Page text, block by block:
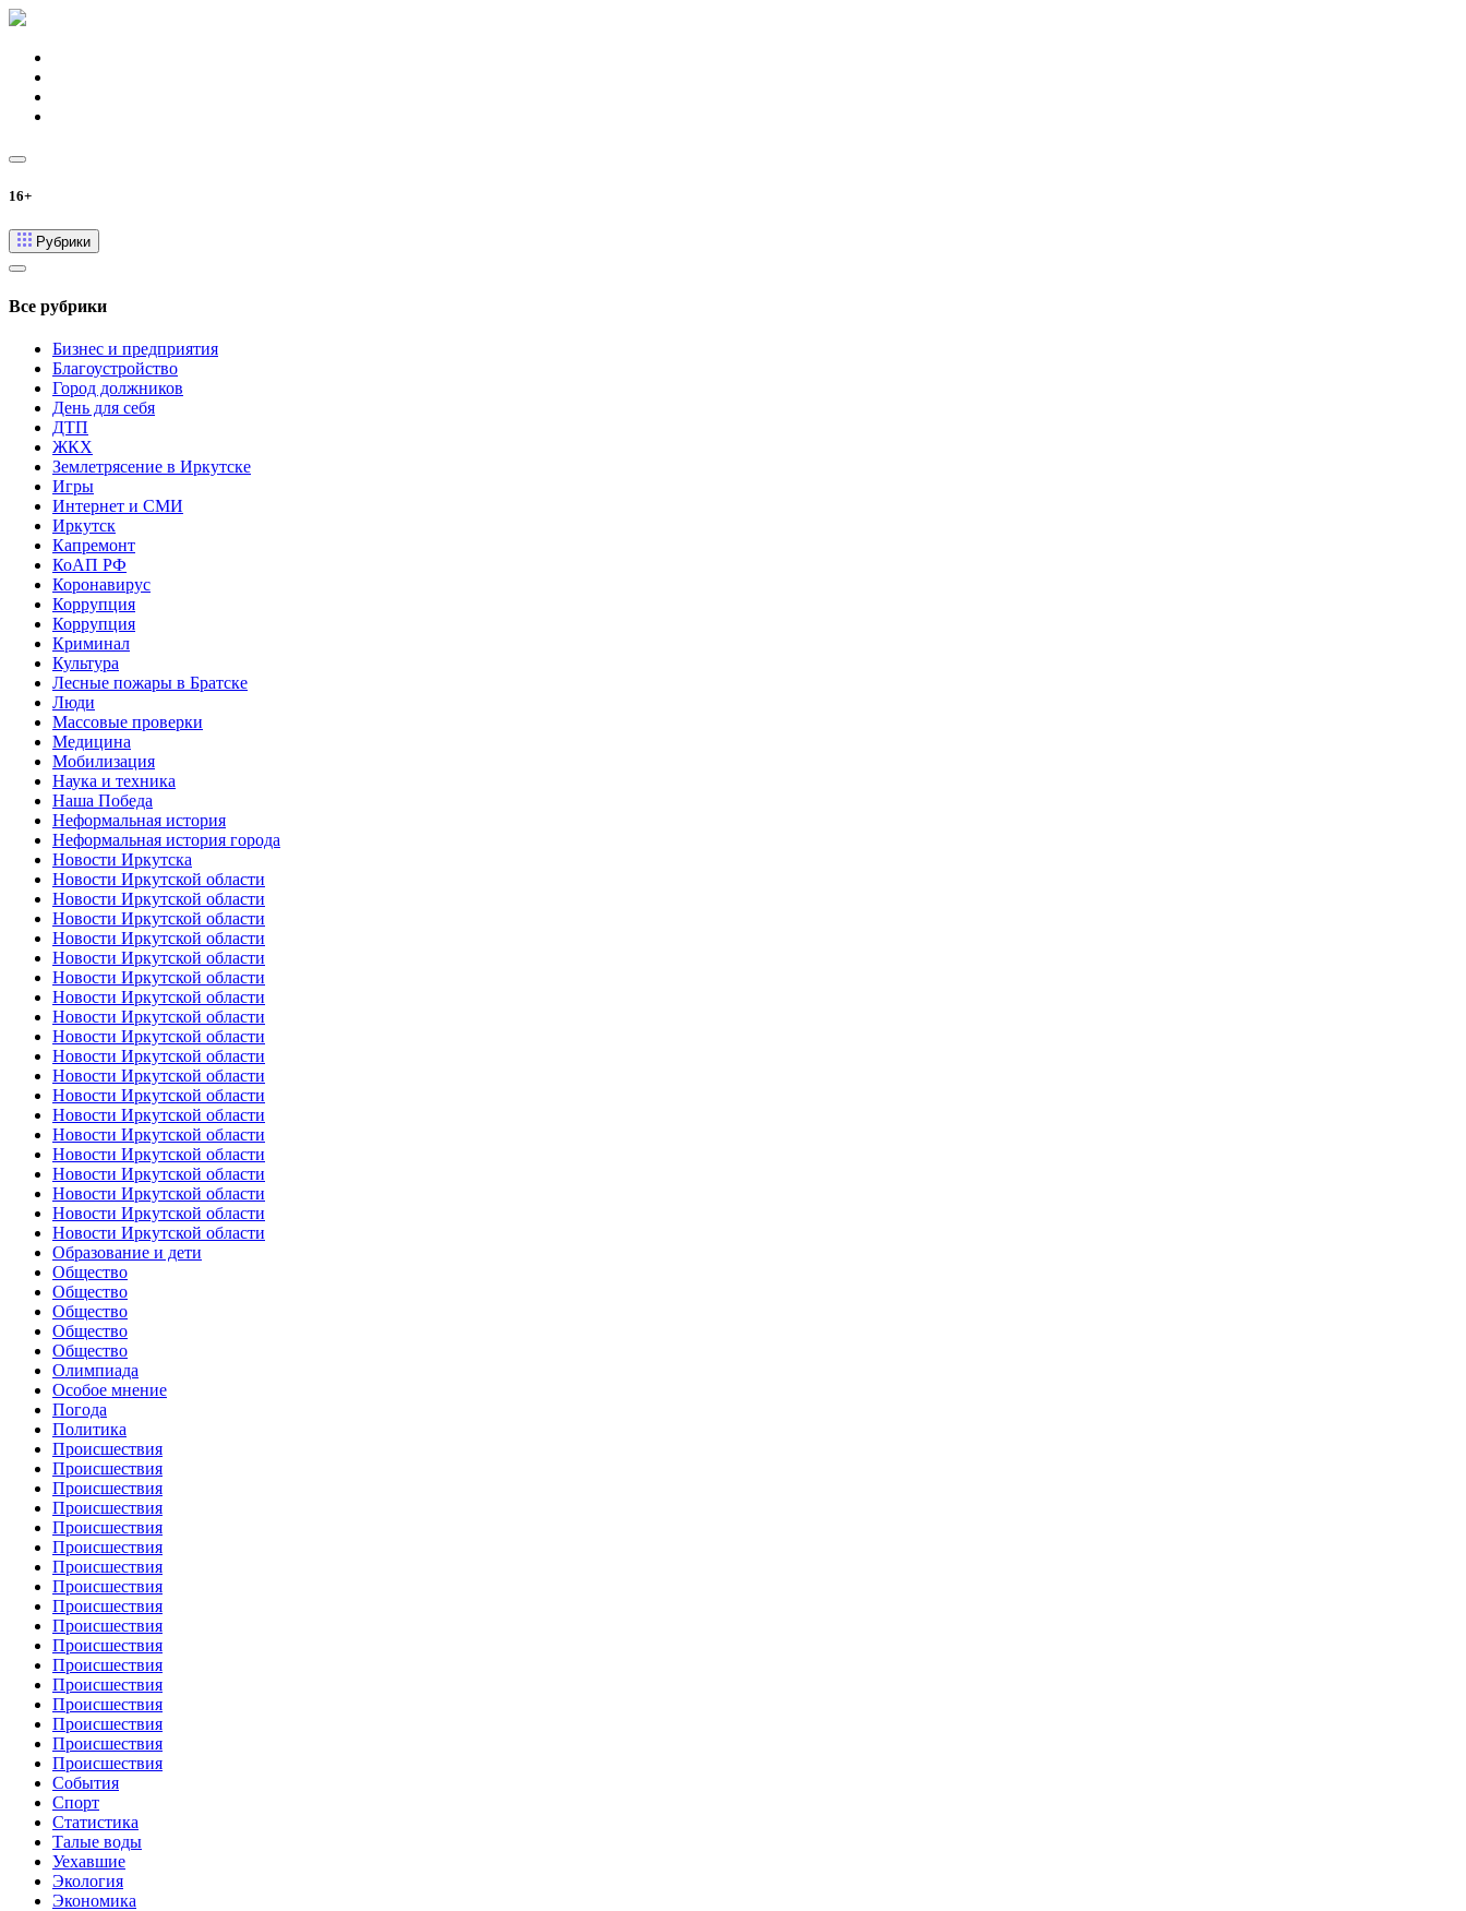
16+
Рубрики
Все рубрики
Бизнес и предприятия
Благоустройство
Город должников
День для себя
ДТП
ЖКХ
Землетрясение в Иркутске
Игры
Интернет и СМИ
Иркутск
Капремонт
КоАП РФ
Коронавирус
Коррупция
Коррупция
Криминал
Культура
Лесные пожары в Братске
Люди
Массовые проверки
Медицина
Мобилизация
Наука и техника
Наша Победа
Неформальная история
Неформальная история города
Новости Иркутска
Новости Иркутской области
Новости Иркутской области
Новости Иркутской области
Новости Иркутской области
Новости Иркутской области
Новости Иркутской области
Новости Иркутской области
Новости Иркутской области
Новости Иркутской области
Новости Иркутской области
Новости Иркутской области
Новости Иркутской области
Новости Иркутской области
Новости Иркутской области
Новости Иркутской области
Новости Иркутской области
Новости Иркутской области
Новости Иркутской области
Новости Иркутской области
Образование и дети
Общество
Общество
Общество
Общество
Общество
Олимпиада
Особое мнение
Погода
Политика
Происшествия
Происшествия
Происшествия
Происшествия
Происшествия
Происшествия
Происшествия
Происшествия
Происшествия
Происшествия
Происшествия
Происшествия
Происшествия
Происшествия
Происшествия
Происшествия
Происшествия
События
Спорт
Статистика
Талые воды
Уехавшие
Экология
Экономика